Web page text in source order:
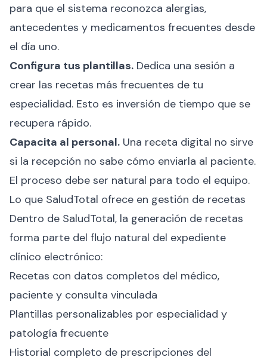
para que el sistema reconozca alergias,
antecedentes y medicamentos frecuentes desde
el día uno.
Configura tus plantillas. Dedica una sesión a
crear las recetas más frecuentes de tu
especialidad. Esto es inversión de tiempo que se
recupera rápido.
Capacita al personal. Una receta digital no sirve
si la recepción no sabe cómo enviarla al paciente.
El proceso debe ser natural para todo el equipo.
Lo que SaludTotal ofrece en gestión de recetas
Dentro de SaludTotal, la generación de recetas
forma parte del flujo natural del expediente
clínico electrónico:
Recetas con datos completos del médico,
paciente y consulta vinculada
Plantillas personalizables por especialidad y
patología frecuente
Historial completo de prescripciones del